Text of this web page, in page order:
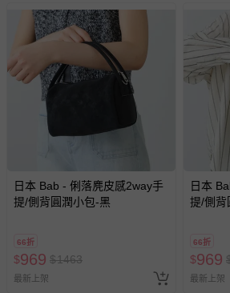
貼心小叮嚀
- 因體積縮小後再包裝、配送，收到時
以充氣墊或軟墊填滿後過一陣子，包型即
- 尺寸根據測量方法的不同，2cm以內的
- 提醒媽咪七天猶豫期並非七天試用期喔
退回的商品必須是全新的狀態、並且完整
- 每件商品在拍攝時力求忠實呈現，但因
板會因為螢幕亮度及解析度不同，所以顏
退換貨須知
您所購買的商品享有7天的鑑賞期／
日本 Bab - 俐落麂皮感2way手
提/側背圓潤小包-黑
66折
$969 $1463
最新上架
日本
提/側背
66折
$969
最新上架